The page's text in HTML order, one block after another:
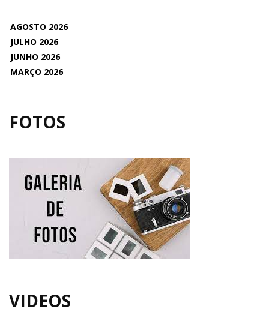
AGOSTO 2026
JULHO 2026
JUNHO 2026
MARÇO 2026
FOTOS
VIDEOS